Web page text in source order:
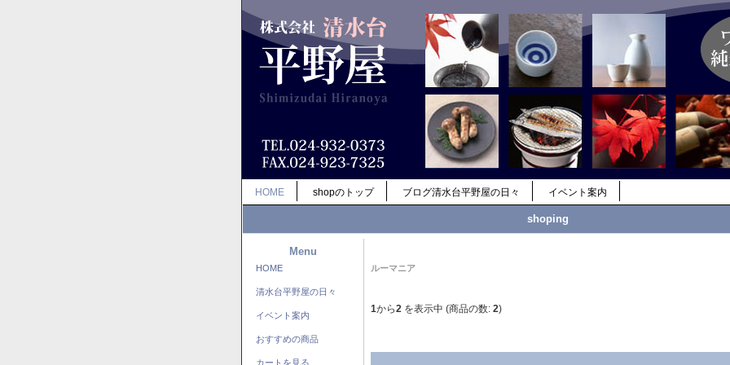
HOME shopのトップ ブログ清水台平野屋の日々 イベント案内
shoping
Menu
HOME
清水台平野屋の日々
イベント案内
おすすめの商品
カートを見る
ルーマニア
1から2 を表示中 (商品の数: 2)